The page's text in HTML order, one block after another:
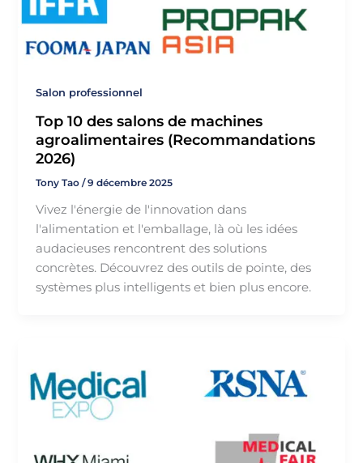
Salon professionnel
Top 10 des salons de machines
agroalimentaires (Recommandations
2026)
Tony Tao/9 décembre 2025
Vivez l'énergie de l'innovation dans
l'alimentation et l'emballage, là où les idées
audacieuses rencontrent des solutions
concrètes. Découvrez des outils de pointe, des
systèmes plus intelligents et bien plus encore.